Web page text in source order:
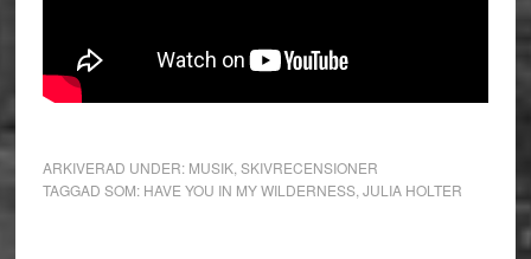
ARKIVERAD UNDER: MUSIK, SKIVRECENSIONER
TAGGAD SOM: HAVE YOU IN MY WILDERNESS, JULIA HOLTER